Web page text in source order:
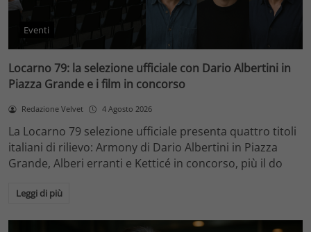
Eventi
Locarno 79: la selezione ufficiale con Dario Albertini in
Piazza Grande e i film in concorso
Redazione Velvet 4 Agosto 2026
La Locarno 79 selezione ufficiale presenta quattro titoli
italiani di rilievo: Armony di Dario Albertini in Piazza
Grande, Alberi erranti e Ketticé in concorso, più il do
Leggi di più